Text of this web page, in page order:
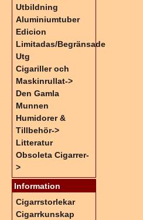
Utbildning
Aluminiumtuber
Edicion
Limitadas/Begränsade
Utg
Cigariller och
Maskinrullat->
Den Gamla
Munnen
Humidorer &
Tillbehör->
Litteratur
Obsoleta Cigarrer-
>
Information
Cigarrstorlekar
Cigarrkunskap